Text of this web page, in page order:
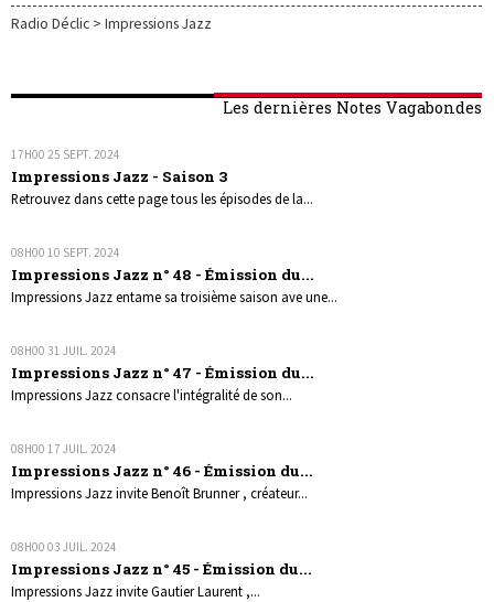
Radio Déclic > Impressions Jazz
Les dernières Notes Vagabondes
17H00 25 SEPT. 2024
Impressions Jazz - Saison 3
Retrouvez dans cette page tous les épisodes de la...
08H00 10 SEPT. 2024
Impressions Jazz n° 48 - Émission du...
Impressions Jazz entame sa troisième saison ave une...
08H00 31 JUIL. 2024
Impressions Jazz n° 47 - Émission du...
Impressions Jazz consacre l'intégralité de son...
08H00 17 JUIL. 2024
Impressions Jazz n° 46 - Émission du...
Impressions Jazz invite Benoît Brunner , créateur...
08H00 03 JUIL. 2024
Impressions Jazz n° 45 - Émission du...
Impressions Jazz invite Gautier Laurent ,...